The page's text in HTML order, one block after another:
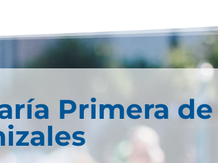
Primera de